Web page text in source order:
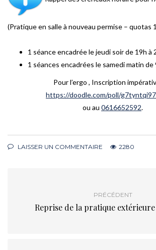
(Pratique en salle à nouveau permise – quotas
1 séance encadrée le jeudi soir de 19h à
1 séances encadrées le samedi matin de
Pour l’ergo , Inscription
https://doodle.com/poll/
ou au 0616652592.
LAISSER UN COMMENTAIRE 2280
PRÉCÉDENT
Reprise de la pratique